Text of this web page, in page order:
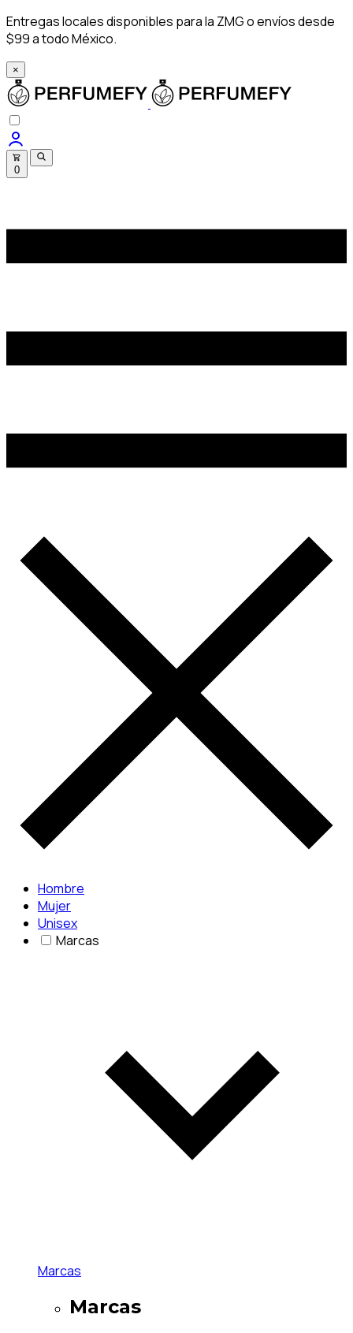
Entregas locales disponibles para la ZMG o envíos desde
$99 a todo México.
×
0
Hombre
Mujer
Unisex
Marcas
Marcas
Marcas